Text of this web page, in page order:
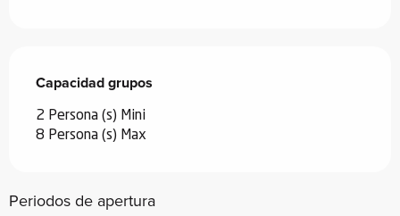
Capacidad grupos
Capacidad grupos
2 Persona (s) Mini
8 Persona (s) Max
Periodos de apertura